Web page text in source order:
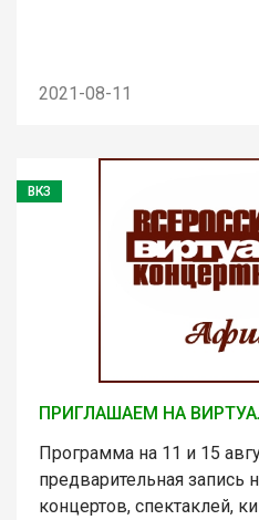
2021-08-11
ВКЗ
ПРИГЛАШАЕМ НА
Программа на 11 и 15
предварительная запись
концертов, спектаклей,